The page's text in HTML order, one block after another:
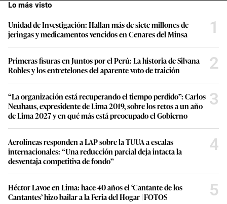
Lo más visto
Unidad de Investigación: Hallan más de siete millones de
jeringas y medicamentos vencidos en Cenares del Minsa
1
Primeras fisuras en Juntos por el Perú: La historia de Silvana
Robles y los entretelones del aparente voto de traición
2
“La organización está recuperando el tiempo perdido”: Carlos
Neuhaus, expresidente de Lima 2019, sobre los retos a un año
de Lima 2027 y en qué más está preocupado el Gobierno
3
Aerolíneas responden a LAP sobre la TUUA a escalas
internacionales: “Una reducción parcial deja intacta la
desventaja competitiva de fondo”
4
Héctor Lavoe en Lima: hace 40 años el ‘Cantante de los
Cantantes’ hizo bailar a la Feria del Hogar | FOTOS
5